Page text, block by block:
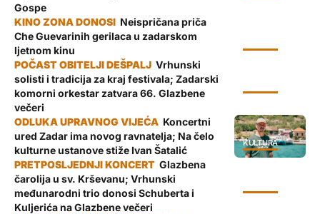
Gospe
Neispričana priča
Che Guevarinih gerilaca u zadarskom
ljetnom kinu
Vrhunski
solisti i tradicija za kraj festivala; Zadarski
komorni orkestar zatvara 66. Glazbene
večeri
KULTURA
Koncertni
ured Zadar ima novog ravnatelja; Na čelo
kulturne ustanove stiže Ivan Šatalić
Glazbena
čarolija u sv. Krševanu; Vrhunski
međunarodni trio donosi Schuberta i
Kuljerića na Glazbene večeri